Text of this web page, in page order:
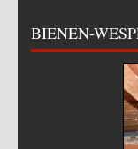
BIENEN-